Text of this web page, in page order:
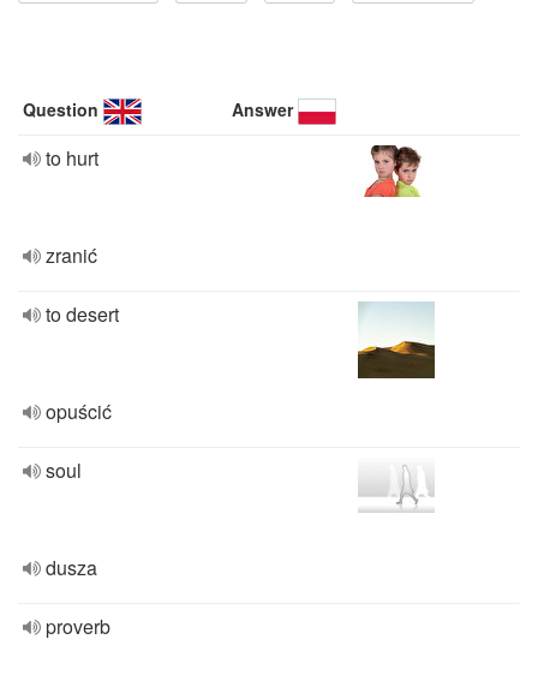
Question Answer
to hurt
zranić
to desert
opuścić
soul
dusza
proverb